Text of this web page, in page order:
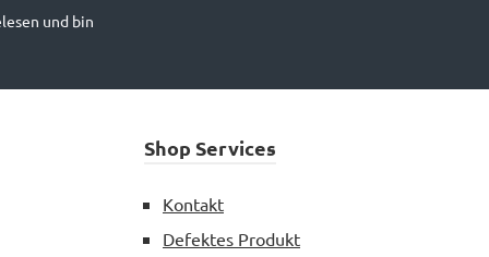
und bin
Shop Services
Kontakt
Defektes Produkt